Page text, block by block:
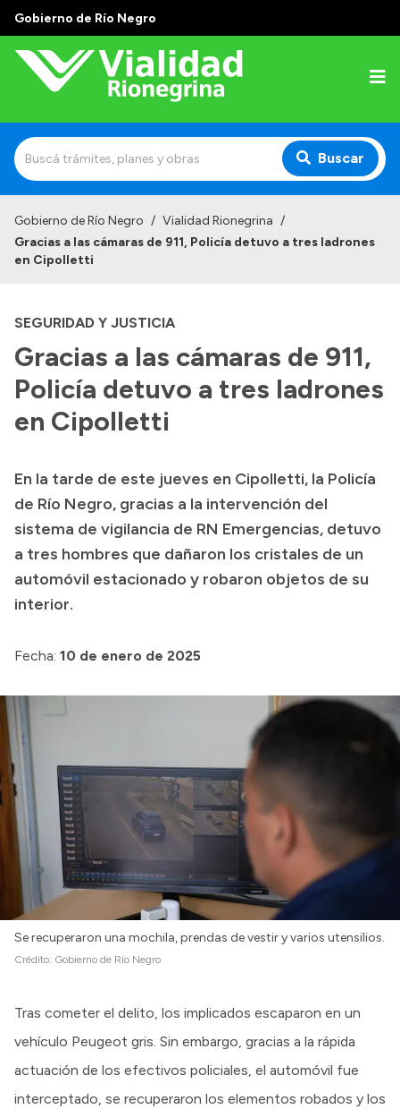
Gobierno de Río Negro
Buscar
Institucional
Autoridades
Delegaciones
Normativa
Historia Vial
Mi Vial
Recibos de sueldo
Correo oficial
Gobierno de Río Negro / Vialidad Rionegrina /
Gracias a las cámaras de 911, Policía detuvo a tres ladrones
en Cipolletti
SEGURIDAD Y JUSTICIA
Gracias a las cámaras de 911,
Policía detuvo a tres ladrones
en Cipolletti
En la tarde de este jueves en Cipolletti, la Policía
de Río Negro, gracias a la intervención del
sistema de vigilancia de RN Emergencias, detuvo
a tres hombres que dañaron los cristales de un
automóvil estacionado y robaron objetos de su
interior.
Fecha: 10 de enero de 2025
Se recuperaron una mochila, prendas de vestir y varios utensilios.
Crédito: Gobierno de Río Negro
Tras cometer el delito, los implicados escaparon en un
vehículo Peugeot gris. Sin embargo, gracias a la rápida
actuación de los efectivos policiales, el automóvil fue
interceptado, se recuperaron los elementos robados y los